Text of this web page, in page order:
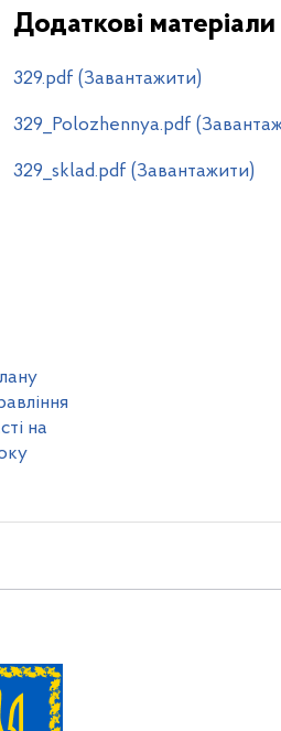
Додаткові матеріали
329.pdf (Завантажити)
329_Polozhennya.pdf
329_sklad.pdf (Завантажити)
на